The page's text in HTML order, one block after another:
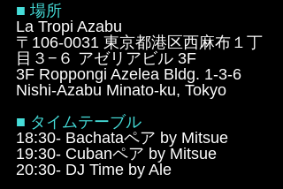
■ 場所
La Tropi Azabu
〒106-0031 東京都港区西麻布１丁
目３−６ アゼリアビル 3F
3F Roppongi Azelea Bldg. 1-3-6
Nishi-Azabu Minato-ku, Tokyo
■ タイムテーブル
18:30- Bachataペア by Mitsue
19:30- Cubanペア by Mitsue
20:30- DJ Time by Ale